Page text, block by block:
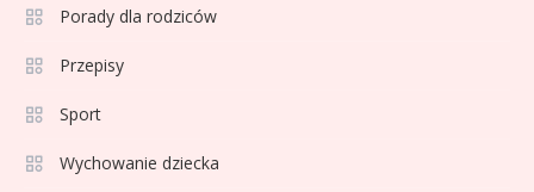
Porady dla rodziców
Przepisy
Sport
Wychowanie dziecka
La Liga rankingi: Tabela,
Lech Poznań rankingi: Analiza